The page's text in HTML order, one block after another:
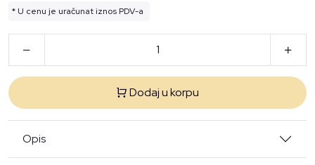
* U cenu je uračunat iznos PDV-a
Dodaj u korpu
Opis